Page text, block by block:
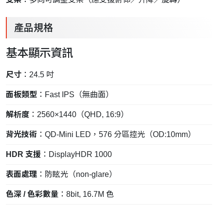
產品規格
基本顯示資訊
尺寸 ：24.5 吋
面板類型 ：Fast IPS（無曲面）
解析度 ：2560×1440（QHD, 16:9）
背光技術 ：QD-Mini LED，576 分區控光（OD:10mm）
HDR 支援 ：DisplayHDR 1000
表面處理 ：防眩光（non-glare）
色深 / 色彩數量 ：8bit, 16.7M 色